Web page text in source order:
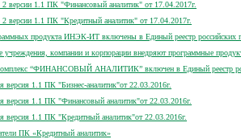
версии 1.1 ПК "Финансовый аналитик" от 17.04.2017г.
версии 1.1 ПК "Кредитный аналитик" от 17.04.2017г.
продукта ИНЭК-ИТ включены в Единый реестр российских
учреждения, компании и корпорации внедряют программные
“ФИНАНСОВЫЙ АНАЛИТИК” включен в Единый реестр
версия 1.1 ПК "Бизнес-аналитик"от 22.03.2016г.
версия 1.1 ПК "Финансовый аналитик"от 22.03.2016г.
версия 1.1 ПК "Кредитный аналитик"от 22.03.2016г.
ПК «Кредитный аналитик»